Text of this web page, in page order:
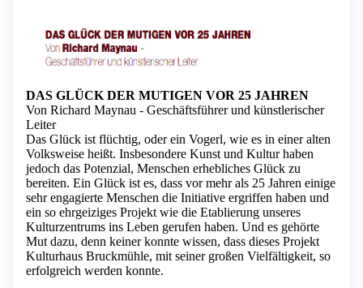
DAS GLÜCK DER MUTIGEN VOR 25 JAHREN
Von Richard Maynau - Geschäftsführer und künstlerischer
Leiter
Das Glück ist flüchtig, oder ein Vogerl, wie es in einer alten
Volksweise heißt. Insbesondere Kunst und Kultur haben
jedoch das Potenzial, Menschen erhebliches Glück zu
bereiten. Ein Glück ist es, dass vor mehr als 25 Jahren einige
sehr engagierte Menschen die Initiative ergriffen haben und
ein so ehrgeiziges Projekt wie die Etablierung unseres
Kulturzentrums ins Leben gerufen haben. Und es gehörte
Mut dazu, denn keiner konnte wissen, dass dieses Projekt
Kulturhaus Bruckmühle, mit seiner großen Vielfältigkeit, so
erfolgreich werden konnte.